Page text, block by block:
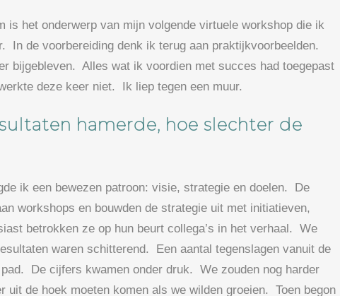
is het onderwerp van mijn volgende virtuele workshop die ik
In de voorbereiding denk ik terug aan praktijkvoorbeelden.
bijgebleven. Alles wat ik voordien met succes had toegepast
deze keer niet. Ik liep tegen een muur.
hamerde, hoe slechter de
ik een bewezen patroon: visie, strategie en doelen. De
workshops en bouwden de strategie uit met initiatieven,
betrokken ze op hun beurt collega’s in het verhaal. We
waren schitterend. Een aantal tegenslagen vanuit de
De cijfers kwamen onder druk. We zouden nog harder
uit de hoek moeten komen als we wilden groeien. Toen begon